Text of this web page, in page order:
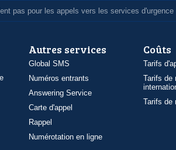
pas pour les appels vers les services d'urgence
Autres services
Global SMS
Numéros entrants
Answering Service
Carte d'appel
Rappel
Numérotation en ligne
Coûts
Tarifs
Tarifs de
Tarifs de